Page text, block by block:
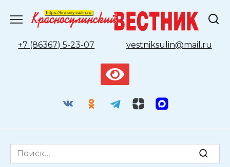
содержанию
+7 (86367) 5-23-07
vestniksulin@mail.ru
Search
for: